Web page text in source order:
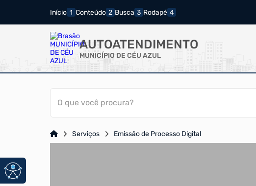
Início Conteúdo Busca Rodapé
AUTOATENDIMENTO
MUNICÍPIO DE CÉU AZUL
O que você procura?
Serviços Emissão de Processo Digital